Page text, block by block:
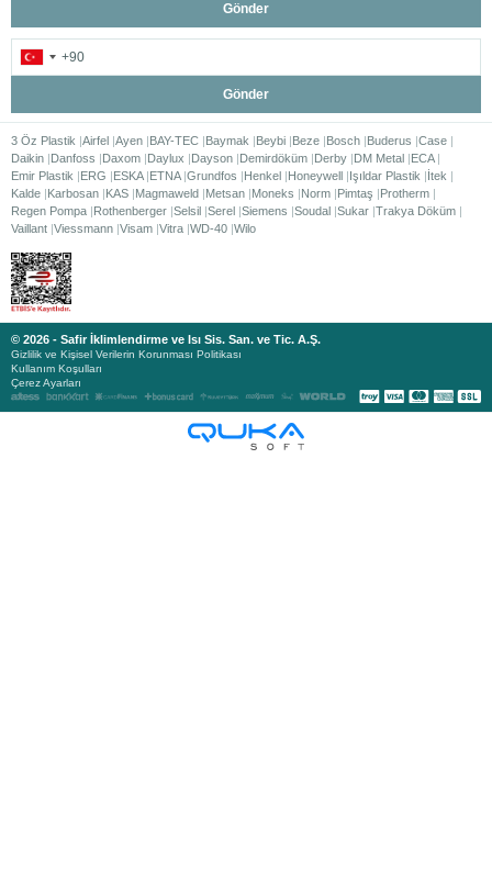
Gönder
Gönder
3 Öz Plastik Airfel Ayen BAY-TEC Baymak Beybi Beze Bosch Buderus Case
Daikin Danfoss Daxom Daylux Dayson Demirdöküm Derby DM Metal ECA
Emir Plastik
ERG ESKA ETNA Grundfos Henkel Honeywell Işıldar Plastik
İtek
Kalde Karbosan KAS Magmaweld Metsan Moneks Norm Pimtaş
Protherm
Regen Pompa Rothenberger Selsil Serel Siemens Soudal Sukar Trakya Döküm
Vaillant Viessmann Visam Vitra WD-40 Wilo
© 2026 - Safir İklimlendirme ve Isı Sis. San. ve Tic. A.Ş.
Gizlilik ve Kişisel Verilerin Korunması Politikası
Kullanım Koşulları
Çerez Ayarları